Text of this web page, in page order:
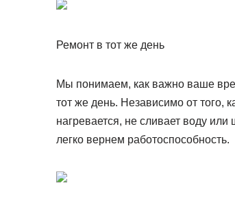
Ремонт в тот же день
Мы понимаем, как важно ваше
тот же день. Независимо от
нагревается, не сливает воду
легко вернем работоспособность.